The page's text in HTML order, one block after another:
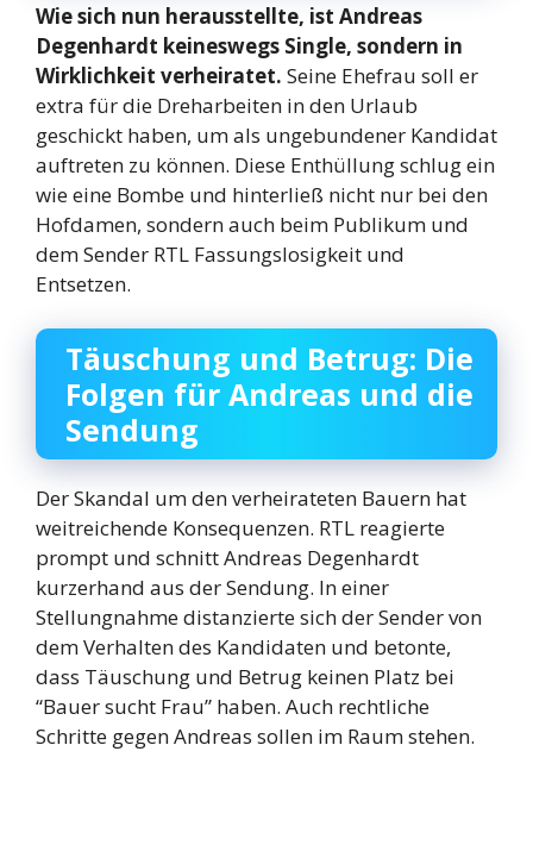
Wie sich nun herausstellte, ist Andreas
Degenhardt keineswegs Single, sondern in
Wirklichkeit verheiratet. Seine Ehefrau soll er
extra für die Dreharbeiten in den Urlaub
geschickt haben, um als ungebundener Kandidat
auftreten zu können. Diese Enthüllung schlug ein
wie eine Bombe und hinterließ nicht nur bei den
Hofdamen, sondern auch beim Publikum und
dem Sender RTL Fassungslosigkeit und
Entsetzen.
Täuschung und Betrug: Die
Folgen für Andreas und die
Sendung
Der Skandal um den verheirateten Bauern hat
weitreichende Konsequenzen. RTL reagierte
prompt und schnitt Andreas Degenhardt
kurzerhand aus der Sendung. In einer
Stellungnahme distanzierte sich der Sender von
dem Verhalten des Kandidaten und betonte,
dass Täuschung und Betrug keinen Platz bei
“Bauer sucht Frau” haben. Auch rechtliche
Schritte gegen Andreas sollen im Raum stehen.